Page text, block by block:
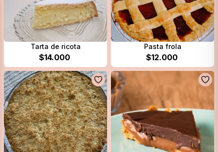
Tarta de ricota
$14.000
Pasta frola
$12.000